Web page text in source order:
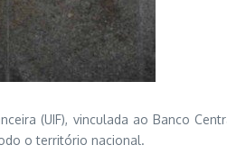
(UIF), vinculada ao Banco
o território nacional.